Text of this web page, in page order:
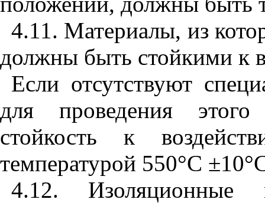
4.11. Материалы, из
должны быть стойкими к
Если отсутствуют
для проведения
стойкость к
температурой 550°С ±10°
4.12. Изоляционные